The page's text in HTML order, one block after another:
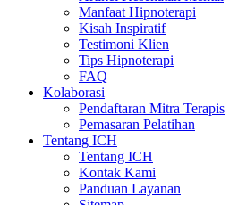
Manfaat Hipnoterapi
Kisah Inspiratif
Testimoni Klien
Tips Hipnoterapi
FAQ
Kolaborasi
Pendaftaran Mitra Terapis
Pemasaran Pelatihan
Tentang ICH
Tentang ICH
Kontak Kami
Panduan Layanan